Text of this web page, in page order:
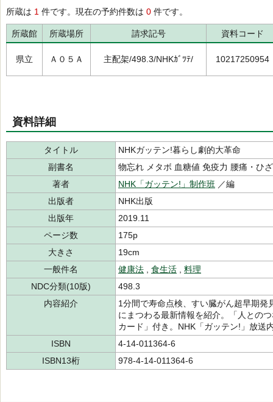
所蔵は 1 件です。現在の予約件数は 0 件です。
所蔵館 所蔵場所 請求記号 資料コード
県立 Ａ０５Ａ 主配架/498.3/NHKｶﾞﾂﾃ/ 10217250954
資料詳細
タイトル
NHKガッテン!暮らし劇的大革命
副書名
物忘れ メタボ 血糖値 免疫力 腰痛・ひ
著者
NHK「ガッテン!」制作班 ／編
出版者
NHK出版
出版年
2019.11
ページ数
175p
大きさ
19cm
一般件名
健康法 食生活
料理
NDC分類(10版)
498.3
内容紹介
1分間で寿命点検、すい臓がん超早期
にまつわる最新情報を紹介。「人との
カード」付き。NHK「ガッテン!」放送
ISBN
4-14-011364-6
ISBN13桁
978-4-14-011364-6